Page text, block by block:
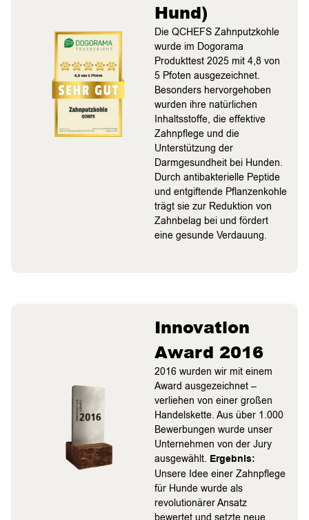
Hund)
Die QCHEFS Zahnputzkohle
wurde im Dogorama
Produkttest 2025 mit 4,8 von
5 Pfoten ausgezeichnet.
Besonders hervorgehoben
wurden ihre natürlichen
Inhaltsstoffe, die effektive
Zahnpflege und die
Unterstützung der
Darmgesundheit bei Hunden.
Durch antibakterielle Peptide
und entgiftende Pflanzenkohle
trägt sie zur Reduktion von
Zahnbelag bei und fördert
eine gesunde Verdauung.
Innovation
Award 2016
2016 wurden wir mit einem
Award ausgezeichnet –
verliehen von einer großen
Handelskette. Aus über 1.000
Bewerbungen wurde unser
Unternehmen von der Jury
ausgewählt. Ergebnis:
Unsere Idee einer Zahnpflege
für Hunde wurde als
revolutionärer Ansatz